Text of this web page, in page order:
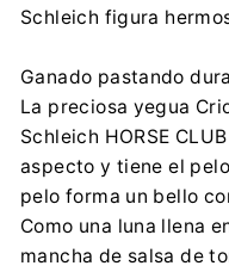
TM TOYS
Zbożowa
TM TOYS
Zbożowa
Schleich figura
Ganado pastando
La preciosa yegua
Schleich HORSE
aspecto y tiene el
pelo forma un bello
Como una luna llena
mancha de salsa de